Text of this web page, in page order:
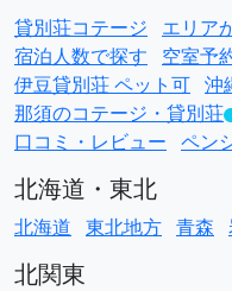
貸別荘コテージ エリア
宿泊人数で探す
空室予
伊豆貸別荘 ペット可 沖
那須のコテージ・貸別荘
口コミ・レビュー ペン
北海道・東北
北海道 東北地方 青森
北関東